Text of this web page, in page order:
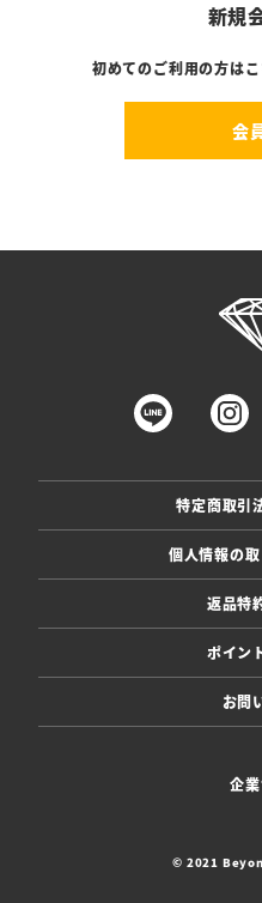
新規
初めてのご利用の方は
会
特定商取引
個人情報の
返品特
ポイン
お問
企
© 2021